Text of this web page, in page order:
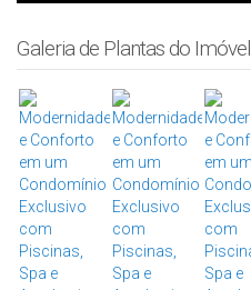
Galeria de Plantas do Imóvel